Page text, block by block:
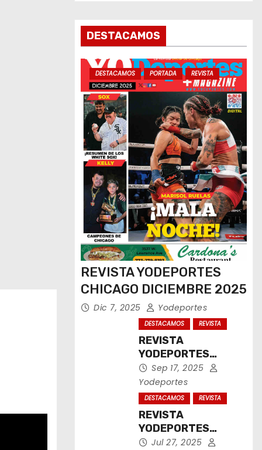
DESTACAMOS
DESTACAMOS PORTADA REVISTA
REVISTA YODEPORTES
CHICAGO DICIEMBRE 2025
Dic 7, 2025 Yodeportes
DESTACAMOS REVISTA
REVISTA
YODEPORTES
CHICAGO
SEPTIEMBRE 2025
Sep 17, 2025
Yodeportes
DESTACAMOS REVISTA
REVISTA
YODEPORTES
CHICAGO JULIO
Jul 27, 2025